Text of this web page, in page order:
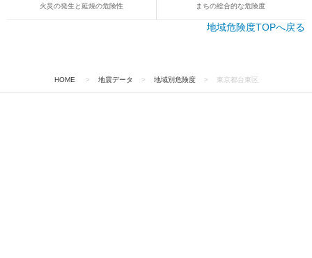
火災の発生と延焼の危険性 まちの総合的な危険度
地域危険度TOPへ戻る
HOME > 地震データ > 地域別危険度 > 東京都台東区